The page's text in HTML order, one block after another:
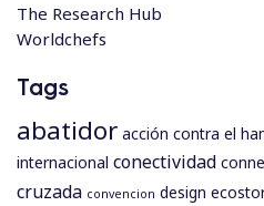
The Research Hub
Worldchefs
Tags
abatidor acción contra el
internacional conectividad
cruzada convencion design